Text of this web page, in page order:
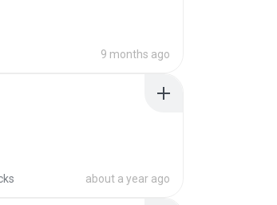
9 months ago
about a year ago